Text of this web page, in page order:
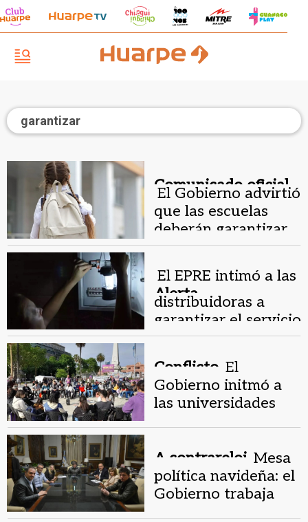
garantizar
Comunicado oficial.
El Gobierno advirtió
que las escuelas
deberán garantizar
clases durante el
Alerta
meteorológica.
El EPRE intimó a las
distribuidoras a
garantizar el servicio
y a los usuarios
Conflicto. El
Gobierno initmó a
las universidades
A contrareloj. Mesa
política navideña: el
Gobierno trabaja